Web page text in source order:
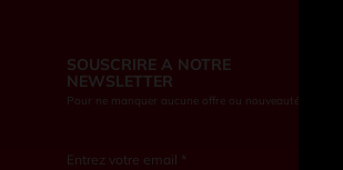
SOUSCRIRE A NOTRE
NEWSLETTER
Pour ne manquer aucune offre ou nouveauté
Entrez votre email *